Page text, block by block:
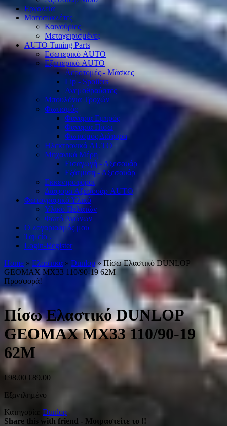
Εργαλεία
Μοτοσυκλέτες
Καινούριες
Μεταχειρισμένες
AUTO Tuning Parts
Εσωτερικό AUTO
Εξωτερικό AUTO
Αεροτομές - Μάσκες
Lip - Spoilers
Ανεμοθραύστες
Μπουλόνια Τροχών
Φωτισμός
Φανάρια Εμπρός
Φανάρια Πίσω
Φωτισμός Διάφορα
Ηλεκτρονικά AUTO
Μηχανικά Μέρη
Εισαγωγή - Αξεσουάρ
Εξάτμιση - Αξεσουάρ
Εκκεντροφόροι
Διάφορα Αξεσουάρ AUTO
Φωτογραφικό Υλικό
Υλικό Πελατών
Φωτό Αγώνων
Ο λογαριασμός μου
Ταμείο .
Login-Register
Home » Ελαστικά » Dunlop» Πίσω Ελαστικό DUNLOP
GEOMAX MX33 110/90-19 62M
Προσφορά!
Πίσω Ελαστικό DUNLOP
GEOMAX MX33 110/90-19
62M
€98.00 €89.00
Εξαντλημένο
Κατηγορία: Dunlop
Share this with friend - Μοιραστείτε το !!